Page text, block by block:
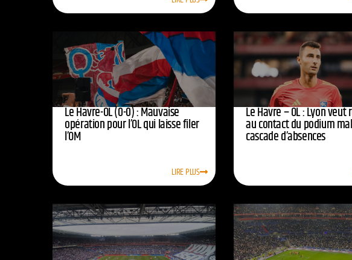
Le Havre-OL (0-0) : Mauvaise
opération pour l’OL qui laisse filer
l’OM
LIRE PLUS
Le Havre – OL : Lyon veut
au contact du podium
cascade d’absences